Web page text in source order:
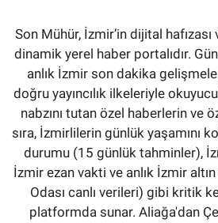
Son Mühür, İzmir’in dijital
dinamik yerel haber portalıdır.
anlık İzmir son dakika
doğru yayıncılık ilkeleriyle
nabzını tutan özel haberlerin ve
sıra, İzmirlilerin günlük yaşamını
durumu (15 günlük tahminler),
İzmir ezan vakti ve anlık İzmir
Odası canlı verileri) gibi kritik
platformda sunar. Aliağa'dan